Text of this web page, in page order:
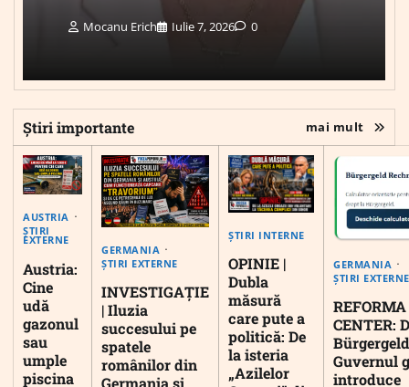
Mocanu Erich Iulie 7, 2026 0
Știri importante mai mult
AUSTRIA
ȘTIRI
EXTERNE
Austria:
Cine
udă
gazonul
sau
umple
piscina
GERMANIA
ȘTIRI EXTERNE
INVESTIGAȚIE
| Iluzia
succesului pe
spatele
românilor din
Germania și
ȘTIRI INTERNE
OPINIE |
Dubla
măsură
care pute a
politică: De
la isteria
„Azilelor
GERMANIA
ȘTIRI EXTERNE
CENTER:
Guvernul
introduce